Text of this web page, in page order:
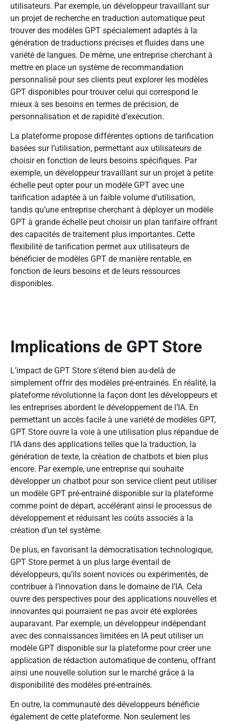
utilisateurs. Par exemple, un développeur travaillant sur
un projet de recherche en traduction automatique peut
trouver des modèles GPT spécialement adaptés à la
génération de traductions précises et fluides dans une
variété de langues. De même, une entreprise cherchant à
mettre en place un système de recommandation
personnalisé pour ses clients peut explorer les modèles
GPT disponibles pour trouver celui qui correspond le
mieux à ses besoins en termes de précision, de
personnalisation et de rapidité d’exécution.
La plateforme propose différentes options de tarification
basées sur l’utilisation, permettant aux utilisateurs de
choisir en fonction de leurs besoins spécifiques. Par
exemple, un développeur travaillant sur un projet à petite
échelle peut opter pour un modèle GPT avec une
tarification adaptée à un faible volume d’utilisation,
tandis qu’une entreprise cherchant à déployer un modèle
GPT à grande échelle peut choisir un plan tarifaire offrant
des capacités de traitement plus importantes. Cette
flexibilité de tarification permet aux utilisateurs de
bénéficier de modèles GPT de manière rentable, en
fonction de leurs besoins et de leurs ressources
disponibles.
Implications de GPT Store
L’impact de GPT Store s’étend bien au-delà de
simplement offrir des modèles pré-entrainés. En réalité, la
plateforme révolutionne la façon dont les développeurs et
les entreprises abordent le développement de l’IA. En
permettant un accès facile à une variété de modèles GPT,
GPT Store ouvre la voie à une utilisation plus répandue de
l’IA dans des applications telles que la traduction, la
génération de texte, la création de chatbots et bien plus
encore. Par exemple, une entreprise qui souhaite
développer un chatbot pour son service client peut utiliser
un modèle GPT pré-entrainé disponible sur la plateforme
comme point de départ, accélérant ainsi le processus de
développement et réduisant les coûts associés à la
création d’un tel système.
De plus, en favorisant la démocratisation technologique,
GPT Store permet à un plus large éventail de
développeurs, qu’ils soient novices ou expérimentés, de
contribuer à l’innovation dans le domaine de l’IA. Cela
ouvre des perspectives pour des applications nouvelles et
innovantes qui pourraient ne pas avoir été explorées
auparavant. Par exemple, un développeur indépendant
avec des connaissances limitées en IA peut utiliser un
modèle GPT disponible sur la plateforme pour créer une
application de rédaction automatique de contenu, offrant
ainsi une nouvelle solution sur le marché grâce à la
disponibilité des modèles pré-entrainés.
En outre, la communauté des développeurs bénéficie
également de cette plateforme. Non seulement les